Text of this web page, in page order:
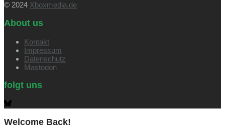
© 2024 Xboxmedia.de
About us
Kontakt
Impressum
Datenschutz
Mastodon
folgt uns
Welcome Back!